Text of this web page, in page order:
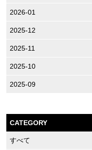
2026-01
2025-12
2025-11
2025-10
2025-09
CATEGORY
すべて